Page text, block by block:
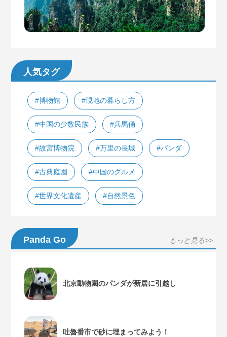
人気タグ
#博物館 #現地の暮らし方
#中国の少数民族 #兵馬俑
#故宮博物院 #万里の長城 #パンダ
#古典庭園 #中国のグルメ
#世界文化遺産 #自然景色
Panda Go もっと見る>>
北京動物園のパンダが新居に引越し
吐魯番市で砂に埋まってみよう！